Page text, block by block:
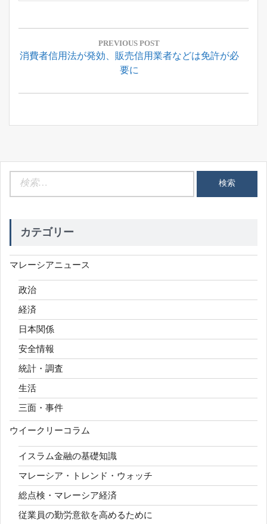
投
ナ
ゲ
シ
ン
PREVIOUS POST
Previous
消費者信用法が発効、販売信用業者などは免許が必
要に
カテゴリー
マレーシアニュース
政治
経済
日本関係
安全情報
統計・調査
生活
三面・事件
ウイークリーコラム
イスラム金融の基礎知識
マレーシア・トレンド・ウォッチ
総点検・マレーシア経済
従業員の勤労意欲を高めるために